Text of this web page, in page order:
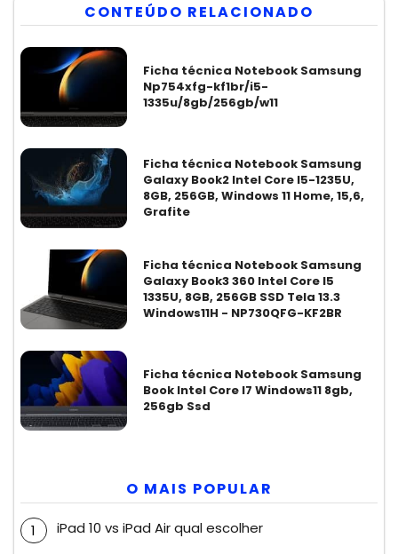
CONTEÚDO RELACIONADO
Ficha técnica Notebook Samsung
Np754xfg-kf1br/i5-
1335u/8gb/256gb/w11
Ficha técnica Notebook Samsung
Galaxy Book2 Intel Core I5-1235U,
8GB, 256GB, Windows 11 Home, 15,6,
Grafite
Ficha técnica Notebook Samsung
Galaxy Book3 360 Intel Core I5
1335U, 8GB, 256GB SSD Tela 13.3
Windows11H - NP730QFG-KF2BR
Ficha técnica Notebook Samsung
Book Intel Core I7 Windows11 8gb,
256gb Ssd
O MAIS POPULAR
iPad 10 vs iPad Air qual escolher